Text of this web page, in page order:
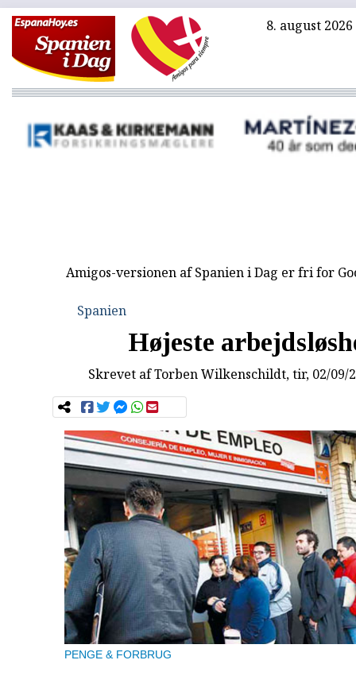
8. august 2026
Amigos-versionen af Spanien i Dag er fri for
Spanien
Højeste
Skrevet afTorben Wilkenschildt, tir, 02/09/
PENGE & FORBRUG